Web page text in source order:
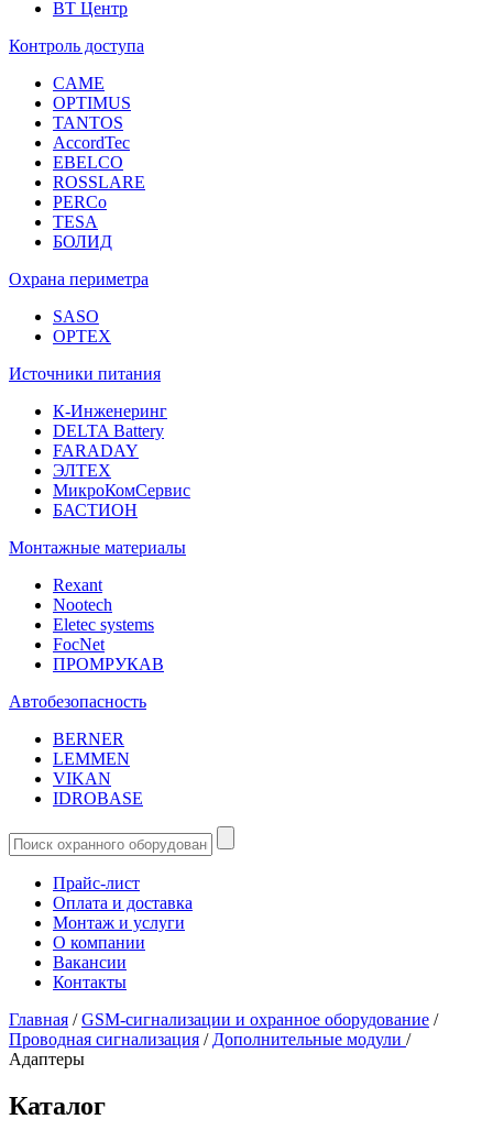
ВТ Центр
Контроль доступа
CAME
OPTIMUS
TANTOS
AccordTec
EBELCO
ROSSLARE
PERCo
TESA
БОЛИД
Охрана периметра
SASO
OPTEX
Источники питания
К-Инженеринг
DELTA Battery
FARADAY
ЭЛТЕХ
МикроКомСервис
БАСТИОН
Монтажные материалы
Rexant
Nootech
Eletec systems
FocNet
ПРОМРУКАВ
Автобезопасность
BERNER
LEMMEN
VIKAN
IDROBASE
Прайс-лист
Оплата и доставка
Монтаж и услуги
О компании
Вакансии
Контакты
Главная /GSM-сигнализации и охранное оборудование /
Проводная сигнализация / Дополнительные модули /
Адаптеры
Каталог